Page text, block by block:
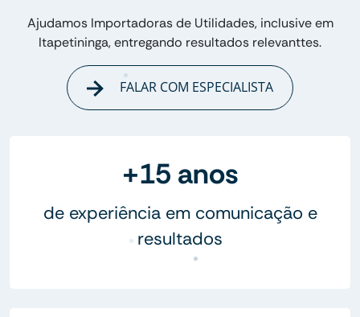
Ajudamos Importadoras de Utilidades, inclusive em
Itapetininga, entregando resultados relevanttes.
FALAR COM ESPECIALISTA
+15 anos
de experiência em comunicação e
resultados